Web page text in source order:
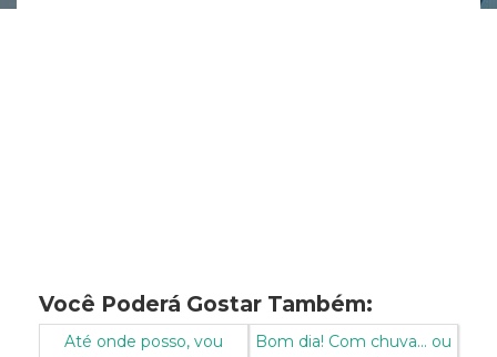
Você Poderá Gostar Também:
Até onde posso, vou
Bom dia! Com chuva... ou